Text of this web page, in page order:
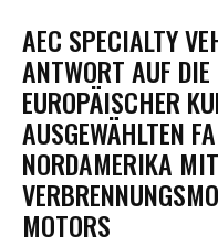
AEC SPECIALTY
ANTWORT AUF
EUROPÄISCHER
AUSGEWÄHLTEN
NORDAMERIKA MIT
MOTORS